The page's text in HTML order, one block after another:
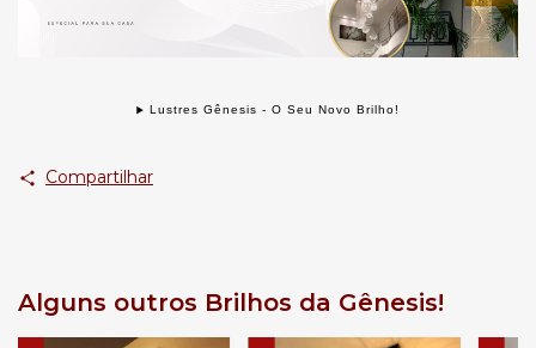
Lustres Gênesis - O Seu Novo Brilho!
Compartilhar
Alguns outros Brilhos da Gênesis!